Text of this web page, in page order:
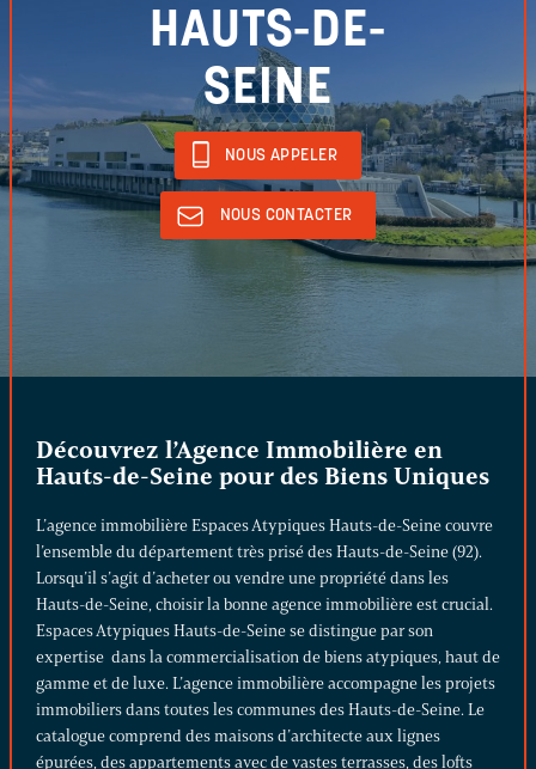
HAUTS-DE-
SEINE
NOUS APPELER
NOUS CONTACTER
Découvrez l’Agence Immobilière en
Hauts-de-Seine pour des Biens Uniques
L’agence immobilière Espaces Atypiques Hauts-de-Seine couvre
l’ensemble du département très prisé des Hauts-de-Seine (92).
Lorsqu’il s’agit d’acheter ou vendre une propriété dans les
Hauts-de-Seine, choisir la bonne agence immobilière est crucial.
Espaces Atypiques Hauts-de-Seine se distingue par son
expertise dans la commercialisation de biens atypiques,haut de
gamme et de luxe. L’agence immobilière accompagne les projets
immobiliers dans toutes les communes des Hauts-de-Seine. Le
catalogue comprend desmaisons d’architecteaux lignes
épurées, desappartements avec de vastes terrasses, des lofts